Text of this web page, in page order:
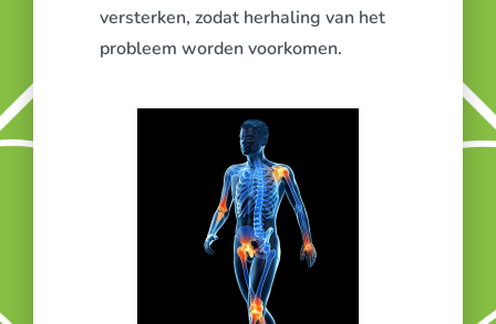
versterken, zodat herhaling van het
probleem worden voorkomen.